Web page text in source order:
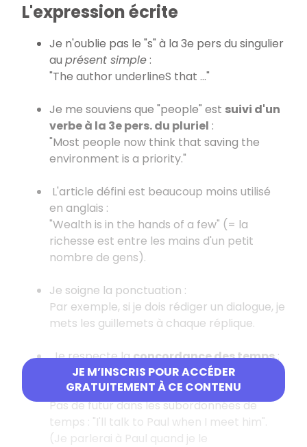
JE M’INSCRIS POUR ACCÉDER
GRATUITEMENT À CE CONTENU
L'expression écrite
Je n'oublie pas le "s" à la 3e pers du singulier
au présent simple:
"The author underlineS that ..."
Je me souviens que "people" est suivi d'un
verbe à la 3e pers. du pluriel :
"Most people now think that saving the
environment is a priority."
L'article défini est beaucoup moins utilisé
en anglais :
"Wealth is in the hands of a few" (= la
richesse est entre les mains d'un petit
nombre de gens).
Je soigne la ponctuation :
Par exemple, si je dois rédiger un dialogue, je
mets les guillemets à chaque réplique.
Je respecte laconcordance des temps:
Un présent en français n'est pas toujours
traduit par un présent en anglais.
Pas de futur dans les subordonnées de
temps : "I'll talk to Paul when I meet him".
(Je parlerai à Paul quand je le